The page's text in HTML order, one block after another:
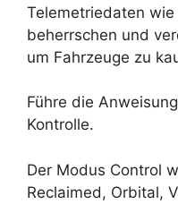
Telemetriedaten
beherrschen und
um Fahrzeuge zu
Führe die
Kontrolle.
Der Modus Control
Reclaimed, Orbital,